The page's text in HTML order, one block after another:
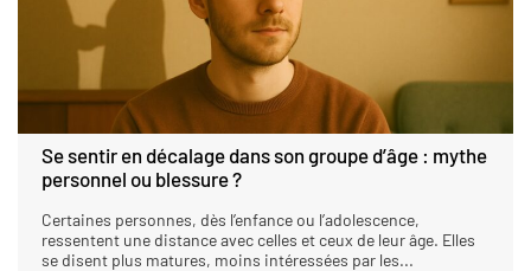
Se sentir en décalage dans son groupe d’âge : mythe
personnel ou blessure ?
Certaines personnes, dès l’enfance ou l’adolescence,
ressentent une distance avec celles et ceux de leur âge. Elles
se disent plus matures, moins intéressées par les...